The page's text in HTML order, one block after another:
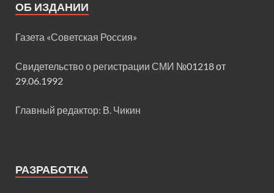
ОБ ИЗДАНИИ
Газета «Советская Россия»
Свидетельство о регистрации СМИ №01218 от
29.06.1992
Главный редактор: В. Чикин
РАЗРАБОТКА